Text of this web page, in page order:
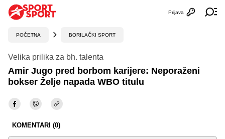
Otvori
Prijava
POČETNA BORILAČKI SPORT
Velika prilika za bh. talenta
Amir Jugo pred borbom karijere: Neporaženi
bokser Želje napada WBO titulu
KOMENTARI (0)